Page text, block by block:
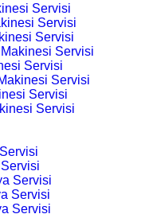
Servisi
Servisi
Servisi
Servisi
Servisi
Servisi
Servisi
Servisi
Servisi
Servisi
Servisi